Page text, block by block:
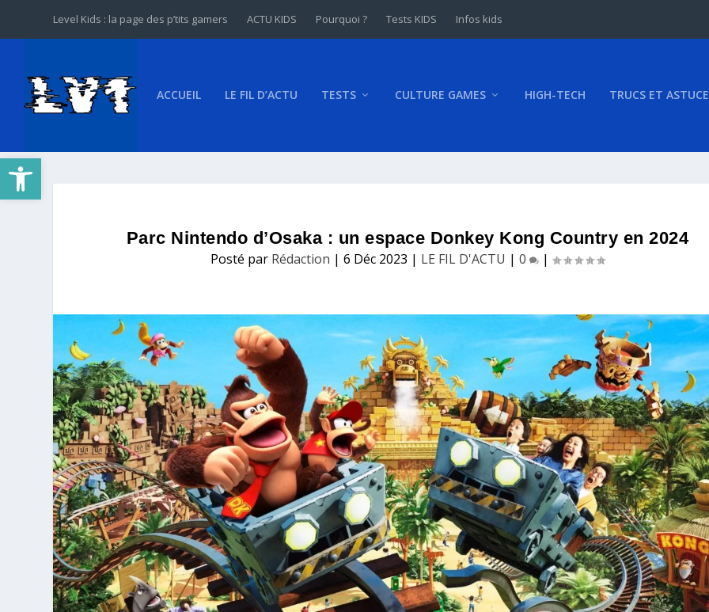
Ouvrir la barre d’outils
Level Kids : la page des p’tits gamers ACTU KIDS Pourquoi ? Tests KIDS Infos kids
ACCUEIL LE FIL D’ACTU TESTS CULTURE GAMES HIGH-TECH TRUCS ET
Parc Nintendo d’Osaka : un espace Donkey Kong Country en 2024
Posté par Rédaction | 6 Déc 2023 | LE FIL D'ACTU | 0 |